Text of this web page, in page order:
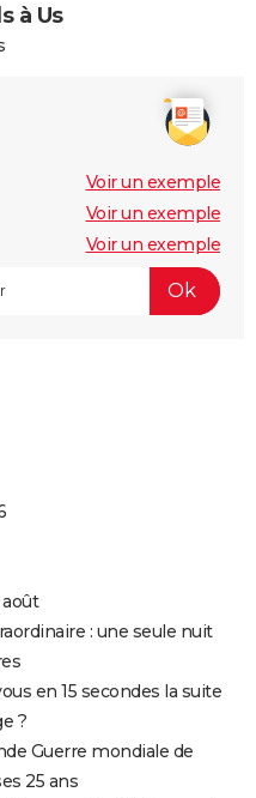
à Us
Voir un exemple
Voir un exemple
Voir un exemple
août
: une seule nuit
en 15 secondes la suite
?
Guerre mondiale de
25 ans